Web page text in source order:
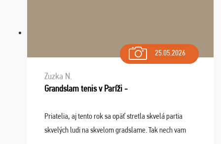
25.05.2026
Zuzka N.
Grandslam tenis v Paríži -
Priatelia, aj tento rok sa opäť stretla skvelá partia
skvelých ludi na skvelom gradslame. Tak nech vam